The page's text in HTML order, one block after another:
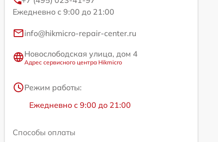
Ежедневно с 9:00 до 21:00
info@hikmicro-repair-center.ru
Новослободская улица, дом 4
Адрес сервисного центра Hikmicro
Режим работы:
Ежедневно с 9:00 до 21:00
Способы оплаты